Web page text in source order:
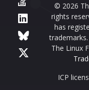
© 2026
rights
has
The Linux
ICP